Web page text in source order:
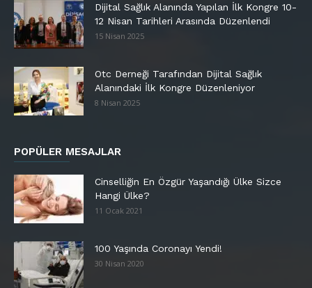
Dijital Sağlık Alanında Yapılan İlk Kongre 10-
12 Nisan Tarihleri Arasında Düzenlendi
15 Nisan 2025
Otc Derneği Tarafından Dijital Sağlık
Alanındaki İlk Kongre Düzenleniyor
8 Nisan 2025
POPÜLER MESAJLAR
Cinselliğin En Özgür Yaşandığı Ülke Sizce
Hangi Ülke?
11 Ocak 2021
100 Yaşında Coronayı Yendi!
30 Nisan 2020